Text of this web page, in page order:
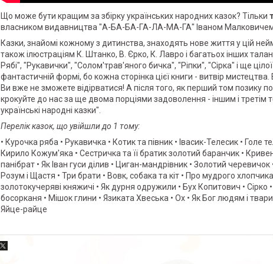
Що може бути кращим за збірку українських народних казок? Тільки
власником видавництва "А-БА-БА-ГА-ЛА-МА-ГА" Іваном
Казки, знайомі кожному з дитинства, знаходять нове життя у цій
також ілюстраціям К. Штанко, В. Єрко, К. Лавро і багатьох інших
Рябі", "Рукавички", "Солом'трав'яного бичка", "Ріпки", "Сірка" і ще
фантастичній формі, бо кожна сторінка цієї книги - витвір
Ви вже не зможете відірватися! А після того, як перший том позику
крокуйте до нас за ще двома порціями задоволення - іншим і
українські народні казки".
Перелік казок, що увійшли до 1 тому:
• Курочка ряба • Рукавичка • Котик та півник • Івасик-Телесик •
Кирило Кожум'яка • Сестричка та її братик золотий баранчик •
панібрат • Як Іван гуси ділив • Циган-мандрівник • Золотий
Розум і Щастя • Три брати • Вовк, собака та кіт • Про мудрого
золотокучеряві княжичі • Як дурня одружили • Бух Копитович • Сірко
босорканя • Мішок глини • Язиката Хвеська • Ох • Як Бог людям і
Яйце-райце